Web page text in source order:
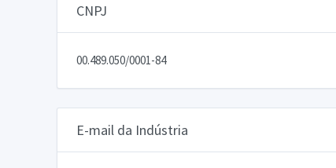
CNPJ
00.489.050/0001-84
E-mail da Indústria